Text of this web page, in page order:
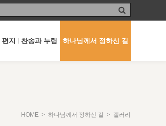
지 찬송과 누림 하나님께서 정하신 길
HOME > 하나님께서 정하신 길 > 갤러리